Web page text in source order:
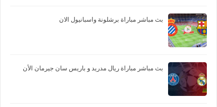
بث مباشر مباراة برشلونة واسبانيول الان
بث مباشر مباراة ريال مدريد و باريس سان جيرمان الأن